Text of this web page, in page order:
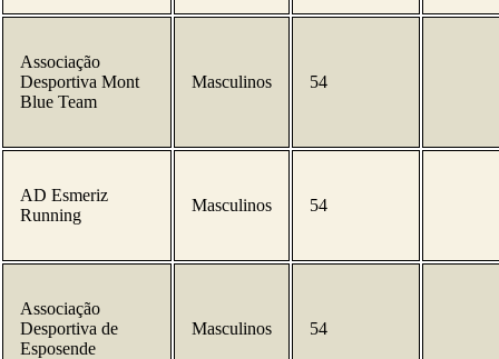
Associação
Desportiva Mont
Blue Team
Masculinos 54
AD Esmeriz
Running
Masculinos 54
Associação
Desportiva de
Esposende
Masculinos 54